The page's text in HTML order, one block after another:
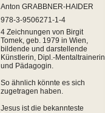
Anton GRABBNER-HAIDER
978-3-9506271-1-4
4 Zeichnungen von Birgit
Tomek, geb. 1979 in Wien,
bildende und darstellende
Künstlerin, Dipl.-Mentaltrainerin
und Pädagogin.
So ähnlich könnte es sich
zugetragen haben.
Jesus ist die bekannteste